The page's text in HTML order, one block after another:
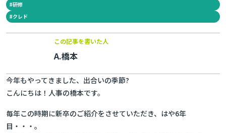
#研修
#クレド
この記事を書いた人
A.橋本
今年もやってきました、出合いの季節?
こんにちは！人事の橋本です。
毎年この時期に新卒のご紹介をさせていただき、はや6年
目・・・。